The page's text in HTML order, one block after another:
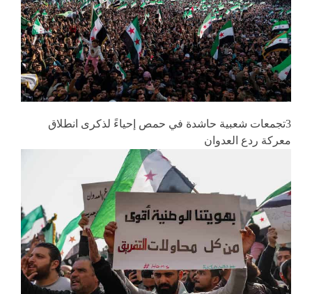
3تجمعات شعبية حاشدة في حمص إحياءً لذكرى انطلاق
معركة ردع العدوان